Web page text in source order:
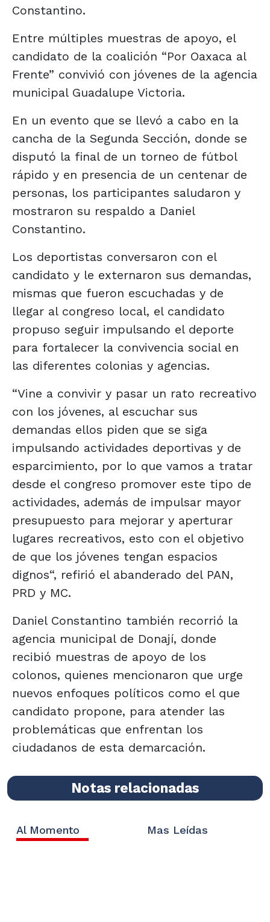
Constantino.
Entre múltiples muestras de apoyo, el
candidato de la coalición “Por Oaxaca al
Frente” convivió con jóvenes de la agencia
municipal Guadalupe Victoria.
En un evento que se llevó a cabo en la
cancha de la Segunda Sección, donde se
disputó la final de un torneo de fútbol
rápido y en presencia de un centenar de
personas, los participantes saludaron y
mostraron su respaldo a Daniel
Constantino.
Los deportistas conversaron con el
candidato y le externaron sus demandas,
mismas que fueron escuchadas y de
llegar al congreso local, el candidato
propuso seguir impulsando el deporte
para fortalecer la convivencia social en
las diferentes colonias y agencias.
“Vine a convivir y pasar un rato recreativo
con los jóvenes, al escuchar sus
demandas ellos piden que se siga
impulsando actividades deportivas y de
esparcimiento, por lo que vamos a tratar
desde el congreso promover este tipo de
actividades, además de impulsar mayor
presupuesto para mejorar y aperturar
lugares recreativos, esto con el objetivo
de que los jóvenes tengan espacios
dignos“, refirió el abanderado del PAN,
PRD y MC.
Daniel Constantino también recorrió la
agencia municipal de Donají, donde
recibió muestras de apoyo de los
colonos, quienes mencionaron que urge
nuevos enfoques políticos como el que
candidato propone, para atender las
problemáticas que enfrentan los
ciudadanos de esta demarcación.
Notas relacionadas
Al Momento Mas Leídas